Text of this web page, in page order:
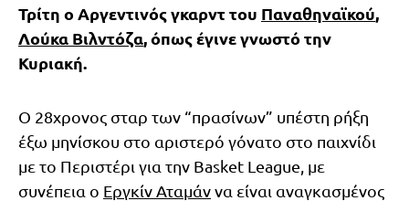
Τρίτη ο Αργεντινός γκαρντ του Παναθηναϊκού,
Λούκα Βιλντόζα, όπως έγινε γνωστό την
Κυριακή.
Ο 28χρονος σταρ των “πρασίνων” υπέστη ρήξη
έξω μηνίσκου στο αριστερό γόνατο στο παιχνίδι
με το Περιστέρι για την Basket League, με
συνέπεια ο Εργκίν Αταμάννα είναι αναγκασμένος